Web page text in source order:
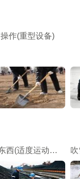
操作(重型设备)
铲东西(适度运动，4.5-6.8kg/分钟)